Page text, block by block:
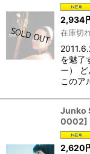
2,934
在庫切
を魅了
ー） ど
このア
Junko
0002]
2,620